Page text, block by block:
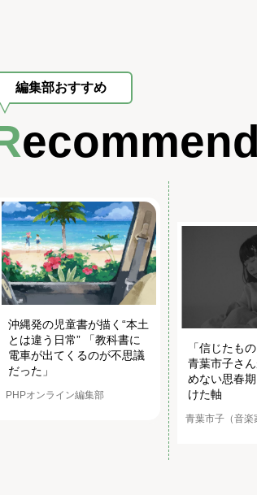
編集部おすすめ
Recommend
沖縄発の児童書が描く“本土
とは違う日常” 「教科書に
電車が出てくるのが不思議
だった」
PHPオンライン編集部
「信じたも
青葉市子さ
めない思春
けた軸
青葉市子（音楽